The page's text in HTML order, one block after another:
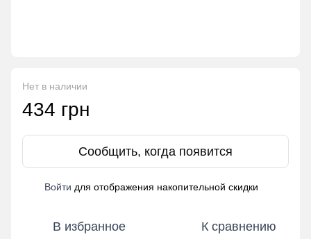
Нет в наличии
434 грн
Сообщить, когда появится
Войти для отображения накопительной скидки
В избранное К сравнению